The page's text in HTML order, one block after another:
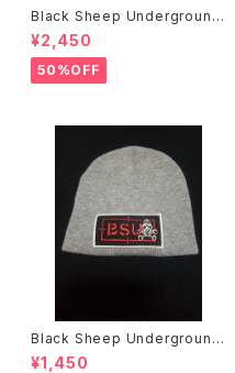
Black Sheep Underground
¥2,450
50%OFF
Black Sheep Underground
ニットキャップ
¥1,450